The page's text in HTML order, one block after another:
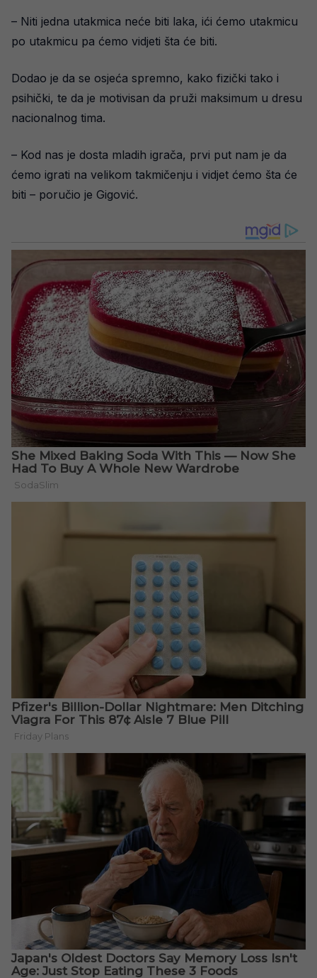
– Niti jedna utakmica neće biti laka, ići ćemo utakmicu
po utakmicu pa ćemo vidjeti šta će biti.
Dodao je da se osjeća spremno, kako fizički tako i
psihički, te da je motivisan da pruži maksimum u dresu
nacionalnog tima.
– Kod nas je dosta mladih igrača, prvi put nam je da
ćemo igrati na velikom takmičenju i vidjet ćemo šta će
biti – poručio je Gigović.